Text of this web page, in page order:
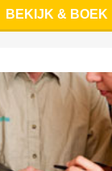
BEKIJK & BOEK